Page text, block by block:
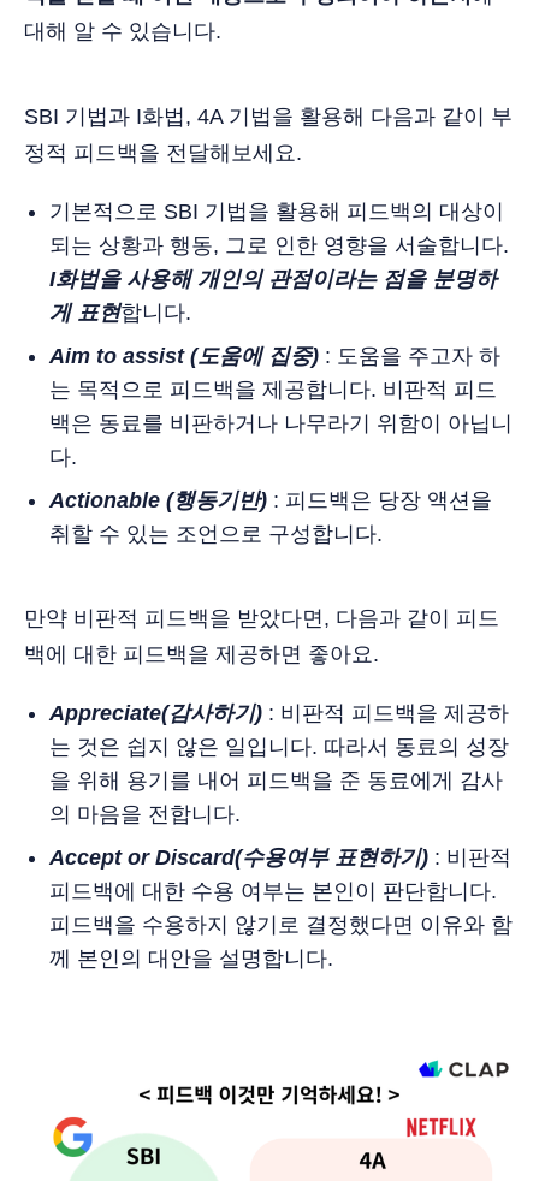
대해 알 수 있습니다.
SBI 기법과 I화법, 4A 기법을 활용해 다음과 같이 부
정적 피드백을 전달해보세요.
기본적으로 SBI 기법을 활용해 피드백의 대상이
되는 상황과 행동, 그로 인한 영향을 서술합니다.
I화법을 사용해 개인의 관점이라는 점을 분명하
게 표현합니다.
Aim to assist (도움에 집중): 도움을 주고자 하
는 목적으로 피드백을 제공합니다. 비판적 피드
백은 동료를 비판하거나 나무라기 위함이 아닙니
다.
Actionable (행동기반): 피드백은 당장 액션을
취할 수 있는 조언으로 구성합니다.
만약 비판적 피드백을 받았다면, 다음과 같이 피드
백에 대한 피드백을 제공하면 좋아요.
Appreciate(감사하기): 비판적 피드백을 제공하
는 것은 쉽지 않은 일입니다. 따라서 동료의 성장
을 위해 용기를 내어 피드백을 준 동료에게 감사
의 마음을 전합니다.
Accept or Discard(수용여부 표현하기): 비판적
피드백에 대한 수용 여부는 본인이 판단합니다.
피드백을 수용하지 않기로 결정했다면 이유와 함
께 본인의 대안을 설명합니다.